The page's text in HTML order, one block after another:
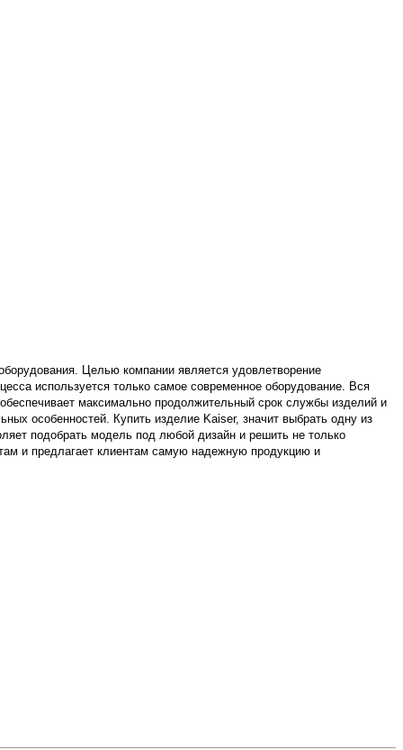
Целью компании является удовлетворение
используется только самое современное оборудование. Вся
максимально продолжительный срок службы изделий и
особенностей. Купить изделие Kaiser, значит выбрать одну из
подобрать модель под любой дизайн и решить не только
и предлагает клиентам самую надежную продукцию и